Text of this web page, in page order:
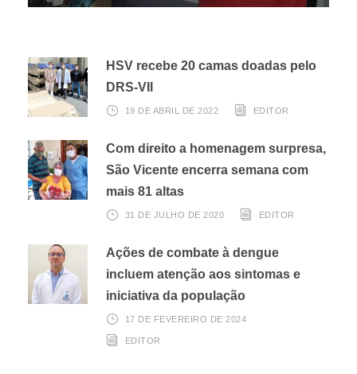
HSV recebe 20 camas doadas pelo
DRS-VII
19 DE ABRIL DE 2022 EDITOR
Com direito a homenagem surpresa,
São Vicente encerra semana com
mais 81 altas
31 DE JULHO DE 2020 EDITOR
Ações de combate à dengue
incluem atenção aos sintomas e
iniciativa da população
17 DE FEVEREIRO DE 2024
EDITOR